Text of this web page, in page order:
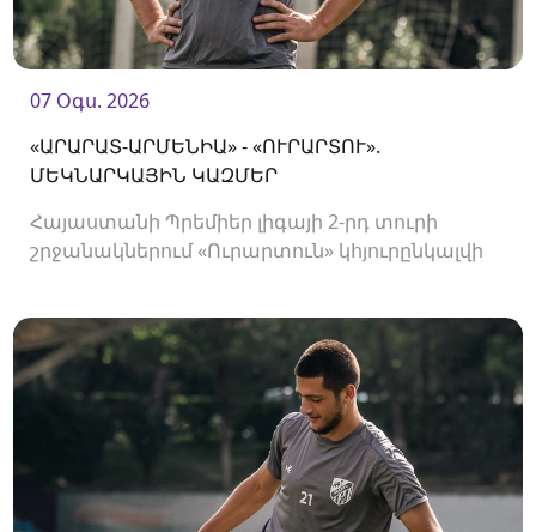
07 Օգս. 2026
«ԱՐԱՐԱՏ-ԱՐՄԵՆԻԱ» - «ՈՒՐԱՐՏՈՒ».
ՄԵԿՆԱՐԿԱՅԻՆ ԿԱԶՄԵՐ
Հայաստանի Պրեմիեր լիգայի 2-րդ տուրի
շրջանակներում «Ուրարտուն» կհյուրընկալվի